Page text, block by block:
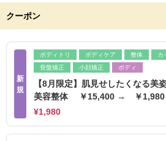
クーポン
新
規
ボディトリ ボディケア 整体
カ
骨盤矯正
小顔矯正 ボディ
【8月限定】肌見せしたくなる美
美容整体 ￥15,400 → ￥1,980
¥1,980